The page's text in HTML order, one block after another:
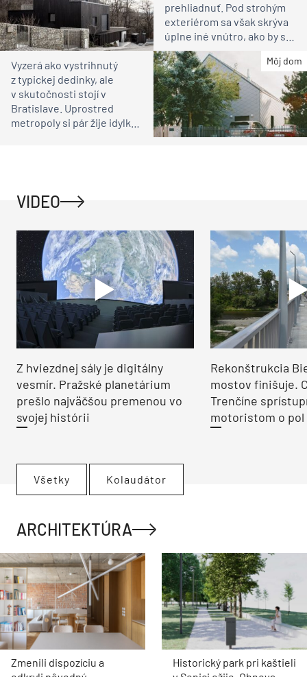
prehliadnuť. Pod strohým
exteriérom sa však skrýva
úplne iné vnútro, ako by ste
čakali
Môj dom
Vyzerá ako vystrihnutý
z typickej dedinky, ale
v skutočnosti stojí v
Bratislave. Uprostred
metropoly si pár žije idylku
VIDEO
Z hviezdnej sály je digitálny
vesmír. Pražské planetárium
prešlo najväčšou premenou vo
svojej histórii
Rekonštrukcia
mostov finišuje.
Trenčíne
motoristom o pol
Všetky Kolaudátor
ARCHITEKTÚRA
Zmenili dispozíciu a
Historický park pri kaštieli